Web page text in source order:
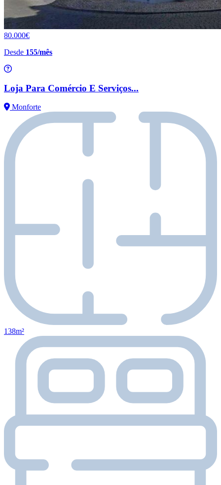
80.000€
Desde 155/mês
Loja Para Comércio E Serviços...
Monforte
138m²